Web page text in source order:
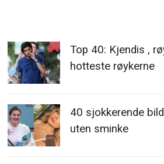
Top 40: Kjendis ,
hotteste røykerne
40 sjokkerende
uten sminke